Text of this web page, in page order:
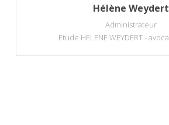
Hélène Weydert
Administrateur
Etude HELENE WEYDERT -